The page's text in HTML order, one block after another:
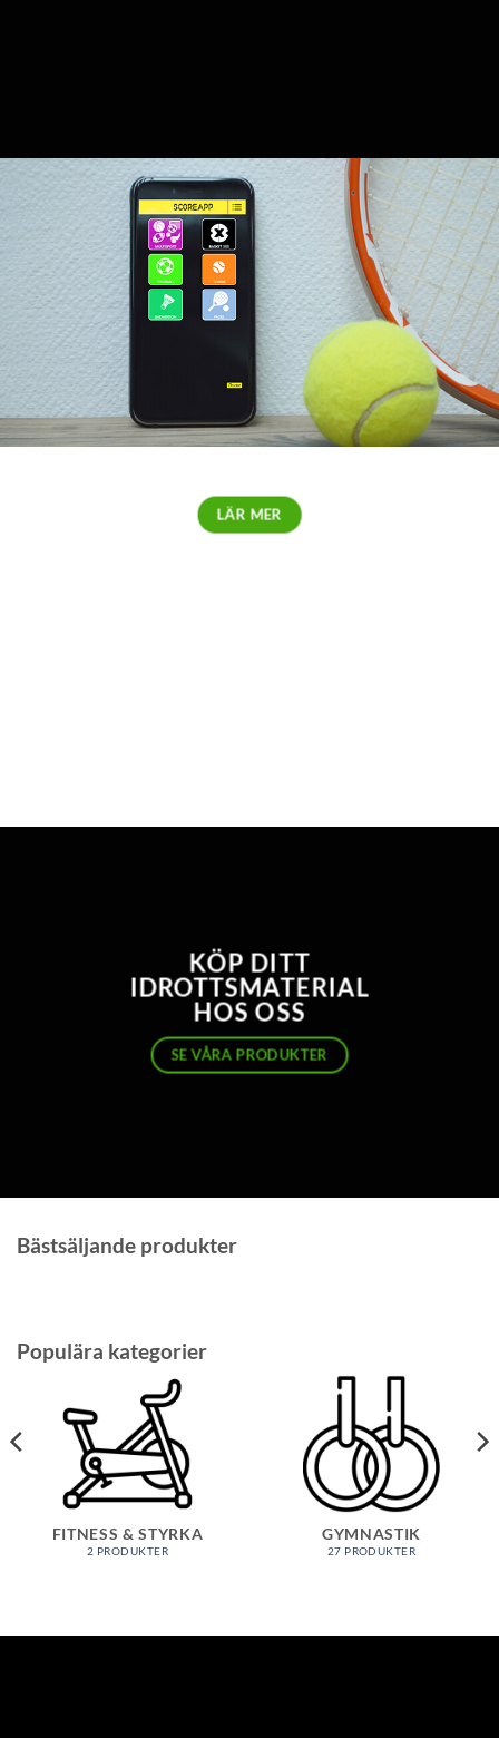
LÄR MER
KÖP DITT
IDROTTSMATERIAL
HOS OSS
SE VÅRA PRODUKTER
Bästsäljande produkter
Populära kategorier
FITNESS & STYRKA
2 PRODUKTER
GYMNASTIK
27 PRODUKTER